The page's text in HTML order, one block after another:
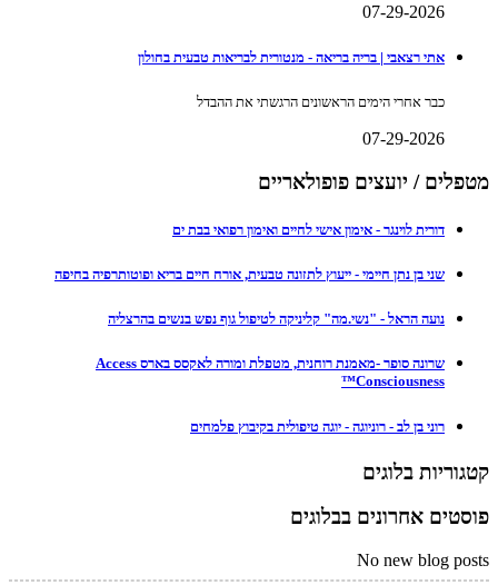
07-29-2026
אתי רצאבי | בריה בריאה - מנטורית לבריאות טבעית בחולון
כבר אחרי הימים הראשונים הרגשתי את ההבדל
07-29-2026
מטפלים / יועצים פופולאריים
דורית לוינגר - אימון אישי לחיים ואימון רפואי בבת ים
שני בן נתן חיימי - ייעוץ לתזונה טבעית, אורח חיים בריא ופוטותרפיה בחיפה
נועה הראל - "נשי.מה" קליניקה לטיפול גוף נפש בנשים בהרצליה
שרונה סופר -מאמנת רוחנית, מטפלת ומורה לאקסס בארס Access
Consciousness™
רוני בן לב - רוניוגה - יוגה טיפולית בקיבוץ פלמחים
קטגוריות בלוגים
פוסטים אחרונים בבלוגים
No new blog posts